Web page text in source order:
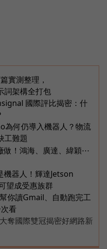
實測整理，
詞架構全打包
國際評比揭密：什
為何仍導入機器人？物流
工難題
做！鴻海、廣達、緯穎⋯
機器人！輝達Jetson
望成受惠族群
你讀Gmail、自動跑完工
看
奪國際雙冠揭密好網路新